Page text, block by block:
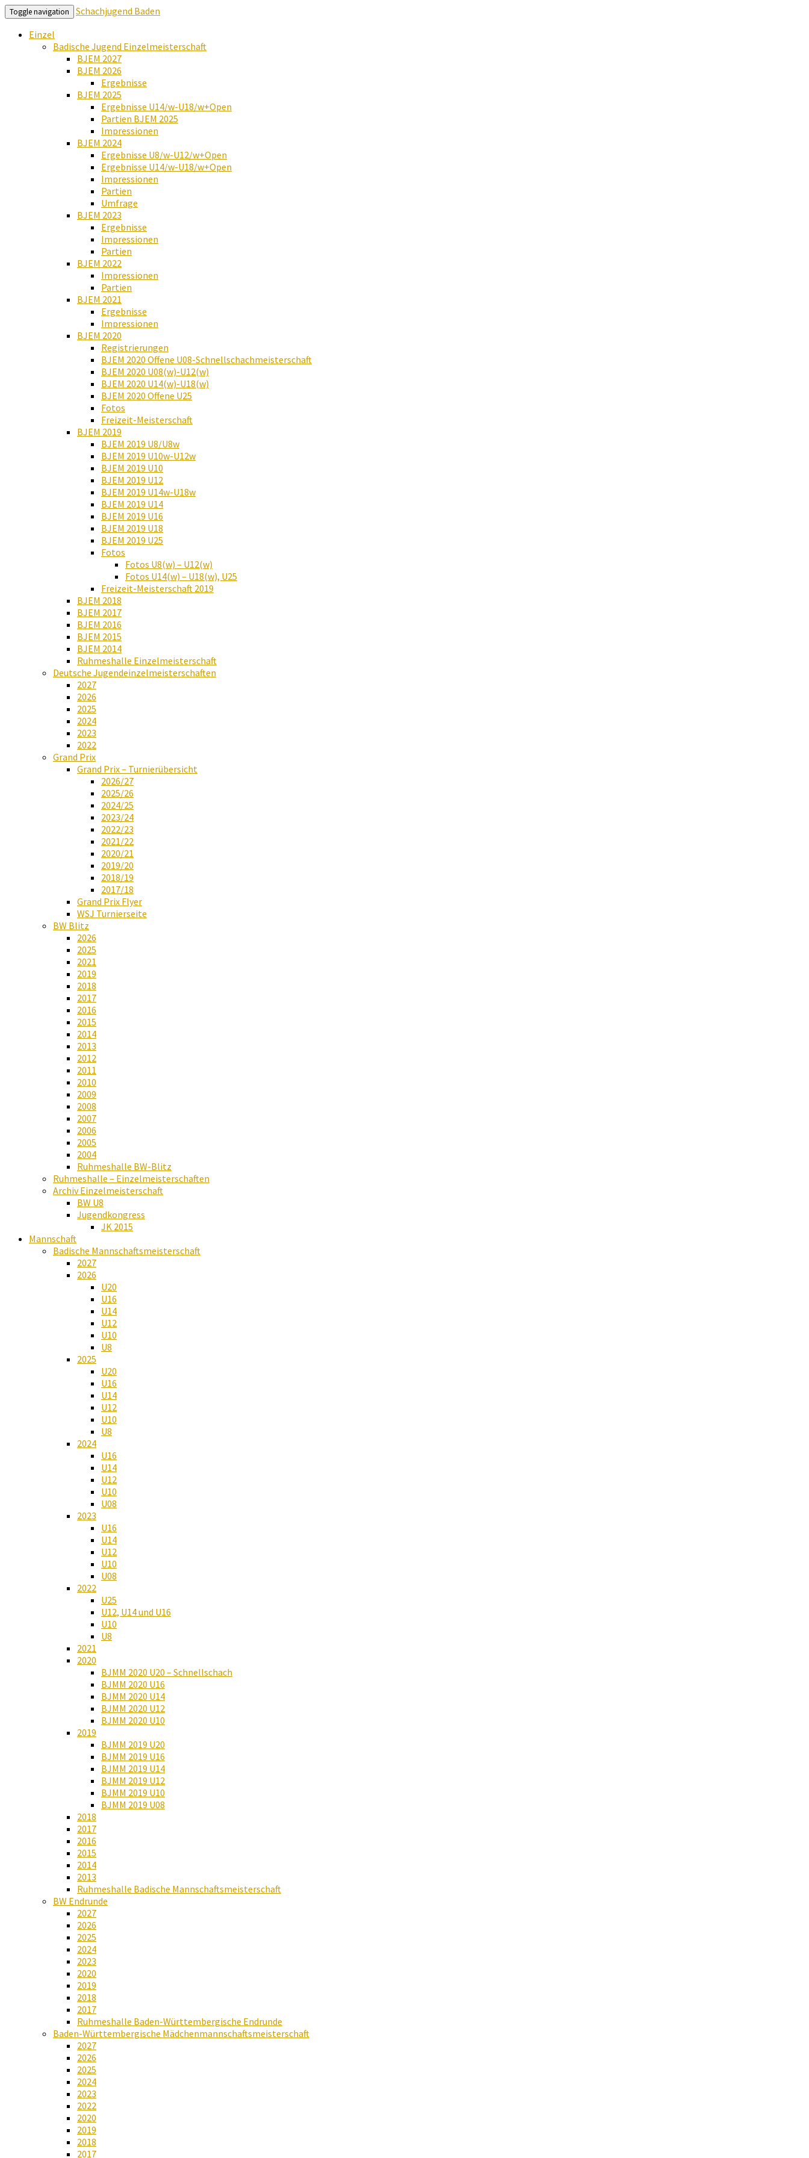
Toggle navigation
Schachjugend Baden
Einzel
Badische Jugend Einzelmeisterschaft
BJEM 2027
BJEM 2026
Ergebnisse
BJEM 2025
Ergebnisse U14/w-U18/w+Open
Partien BJEM 2025
Impressionen
BJEM 2024
Ergebnisse U8/w-U12/w+Open
Ergebnisse U14/w-U18/w+Open
Impressionen
Partien
Umfrage
BJEM 2023
Ergebnisse
Impressionen
Partien
BJEM 2022
Impressionen
Partien
BJEM 2021
Ergebnisse
Impressionen
BJEM 2020
Registrierungen
BJEM 2020 Offene U08-Schnellschachmeisterschaft
BJEM 2020 U08(w)-U12(w)
BJEM 2020 U14(w)-U18(w)
BJEM 2020 Offene U25
Fotos
Freizeit-Meisterschaft
BJEM 2019
BJEM 2019 U8/U8w
BJEM 2019 U10w-U12w
BJEM 2019 U10
BJEM 2019 U12
BJEM 2019 U14w-U18w
BJEM 2019 U14
BJEM 2019 U16
BJEM 2019 U18
BJEM 2019 U25
Fotos
Fotos U8(w) – U12(w)
Fotos U14(w) – U18(w), U25
Freizeit-Meisterschaft 2019
BJEM 2018
BJEM 2017
BJEM 2016
BJEM 2015
BJEM 2014
Ruhmeshalle Einzelmeisterschaft
Deutsche Jugendeinzelmeisterschaften
2027
2026
2025
2024
2023
2022
Grand Prix
Grand Prix – Turnierübersicht
2026/27
2025/26
2024/25
2023/24
2022/23
2021/22
2020/21
2019/20
2018/19
2017/18
Grand Prix Flyer
WSJ Turnierseite
BW Blitz
2026
2025
2021
2019
2018
2017
2016
2015
2014
2013
2012
2011
2010
2009
2008
2007
2006
2005
2004
Ruhmeshalle BW-Blitz
Ruhmeshalle – Einzelmeisterschaften
Archiv Einzelmeisterschaft
BW U8
Jugendkongress
JK 2015
Mannschaft
Badische Mannschaftsmeisterschaft
2027
2026
U20
U16
U14
U12
U10
U8
2025
U20
U16
U14
U12
U10
U8
2024
U16
U14
U12
U10
U08
2023
U16
U14
U12
U10
U08
2022
U25
U12, U14 und U16
U10
U8
2021
2020
BJMM 2020 U20 – Schnellschach
BJMM 2020 U16
BJMM 2020 U14
BJMM 2020 U12
BJMM 2020 U10
2019
BJMM 2019 U20
BJMM 2019 U16
BJMM 2019 U14
BJMM 2019 U12
BJMM 2019 U10
BJMM 2019 U08
2018
2017
2016
2015
2014
2013
Ruhmeshalle Badische Mannschaftsmeisterschaft
BW Endrunde
2027
2026
2025
2024
2023
2020
2019
2018
2017
Ruhmeshalle Baden-Württembergische Endrunde
Baden-Württembergische Mädchenmannschaftsmeisterschaft
2027
2026
2025
2024
2023
2022
2020
2019
2018
2017